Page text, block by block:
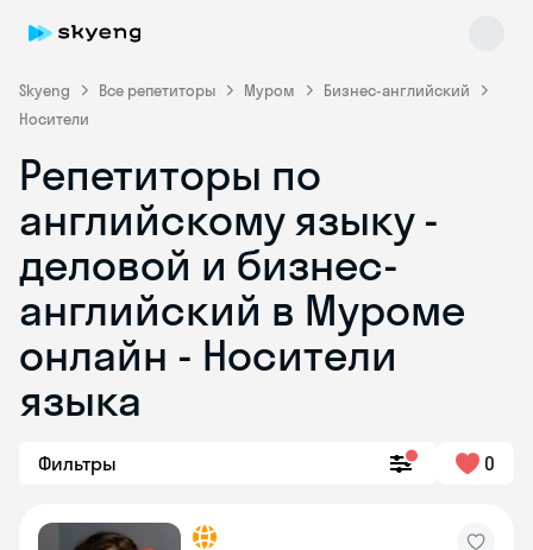
Skyeng Все репетиторы Муром
Бизнес-английский
Носители
Репетиторы по
английскому языку -
деловой и бизнес-
английский в Муроме
онлайн - Носители
языка
Фильтры 0
Skyeng Chat